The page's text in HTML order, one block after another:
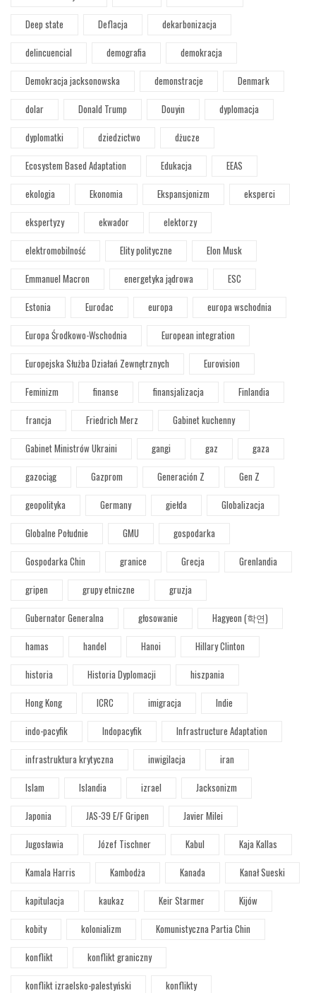
Deep state
Deflacja
dekarbonizacja
delincuencial
demografia
demokracja
Demokracja jacksonowska
demonstracje
Denmark
dolar
Donald Trump Douyin
dyplomacja
dyplomatki
dziedzictwo
dżucze
Ecosystem Based Adaptation
Edukacja
EEAS
ekologia
Ekonomia Ekspansjonizm
eksperci
ekspertyzy
ekwador
elektorzy
elektromobilność
Elity polityczne
Elon Musk
Emmanuel Macron
energetyka jądrowa
ESC
Estonia
Eurodac europa
europa wschodnia
Europa Środkowo-Wschodnia
European integration
Europejska Służba Działań Zewnętrznych
Eurovision
Feminizm
finanse finansjalizacja
Finlandia
francja
Friedrich Merz
Gabinet kuchenny
Gabinet Ministrów Ukraini
gangi gaz
gaza
gazociąg
Gazprom Generación Z
Gen Z
geopolityka
Germany giełda
Globalizacja
Globalne Południe
GMU
gospodarka
Gospodarka Chin
granice Grecja
Grenlandia
gripen
grupy etniczne
gruzja
Gubernator Generalna
głosowanie
Hagyeon (학연)
hamas
handel Hanoi
Hillary Clinton
historia
Historia Dyplomacji
hiszpania
Hong Kong
ICRC imigracja
Indie
indo-pacyfik
Indopacyfik
Infrastructure Adaptation
infrastruktura krytyczna
inwigilacja
iran
Islam
Islandia izrael
Jacksonizm
Japonia
JAS-39 E/F Gripen
Javier Milei
Jugosławia
Józef Tischner Kabul
Kaja Kallas
Kamala Harris
Kambodża Kanada
Kanał Sueski
kapitulacja
kaukaz Keir Starmer
Kijów
kobity
kolonializm
Komunistyczna Partia Chin
konflikt
konflikt graniczny
konflikt izraelsko-palestyński
konflikty